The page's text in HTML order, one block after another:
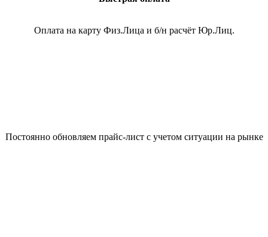
Оплата на карту Физ.Лица и б/н расчёт Юр.Лиц.
Постоянно обновляем прайс-лист с учетом ситуации на рынке